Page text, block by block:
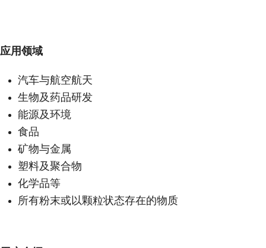
应用领域
汽车与航空航天
生物及药品研发
能源及环境
食品
矿物与金属
塑料及聚合物
化学品等
所有粉末或以颗粒状态存在的物质